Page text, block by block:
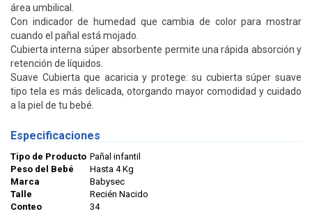
área umbilical.
Con indicador de humedad que cambia de color para mostrar
cuando el pañal está mojado.
Cubierta interna súper absorbente permite una rápida absorción y
retención de líquidos.
Suave Cubierta que acaricia y protege: su cubierta súper suave
tipo tela es más delicada, otorgando mayor comodidad y cuidado
a la piel de tu bebé.
Especificaciones
Tipo de Producto Pañal infantil
Peso del Bebé
Hasta 4 Kg
Marca
Babysec
Talle
Recién Nacido
Conteo
34